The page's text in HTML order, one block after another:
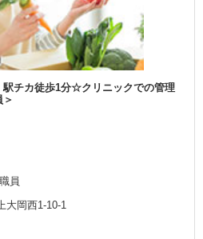
駅チカ徒歩1分☆クリニックでの管理
員
大岡西1-10-1